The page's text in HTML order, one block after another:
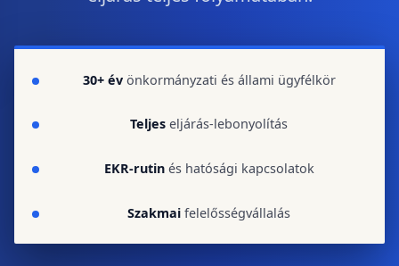
30+ évönkormányzati és állami ügyfélkör
Teljes eljárás-lebonyolítás
EKR-rutinés hatósági kapcsolatok
Szakmai felelősségvállalás